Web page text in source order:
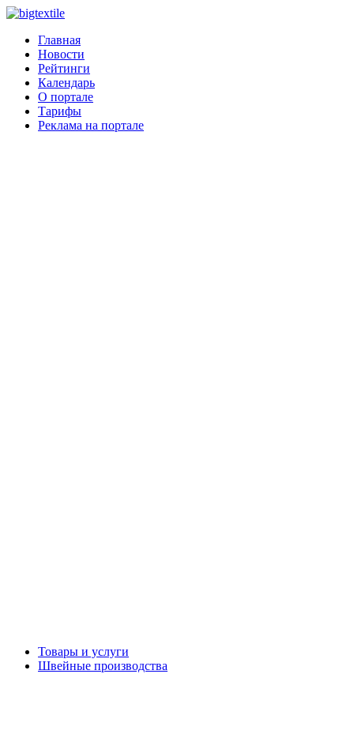
Главная
Новости
Рейтинги
Календарь
О портале
Тарифы
Реклама на портале
Товары и услуги
Швейные производства